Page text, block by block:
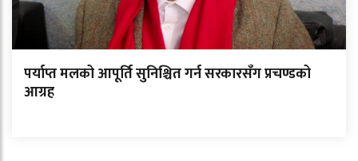
पर्याप्त मलको आपूर्ति सुनिश्चित गर्न सरकारसँग प्रचण्डको
आग्रह